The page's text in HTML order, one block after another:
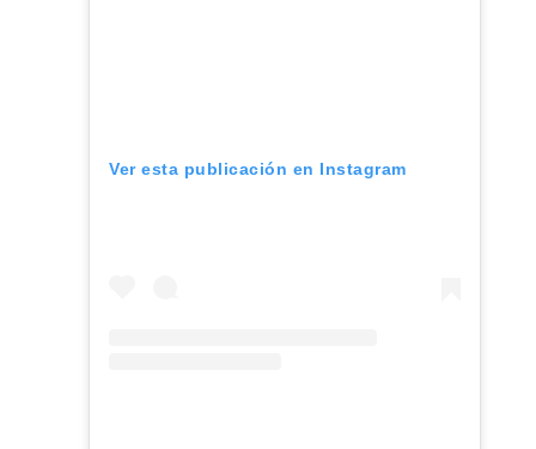
Ver esta publicación en Instagram